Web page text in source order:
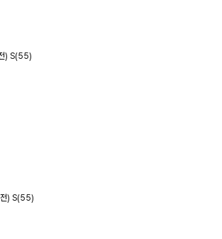
) S(55)
전) S(55)